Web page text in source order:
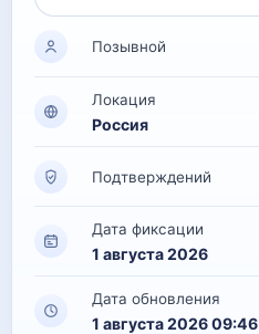
Позывной
Локация
Россия
Подтверждений
Дата фиксации
1 августа 2026
Дата обновления
1 августа 2026 09:46